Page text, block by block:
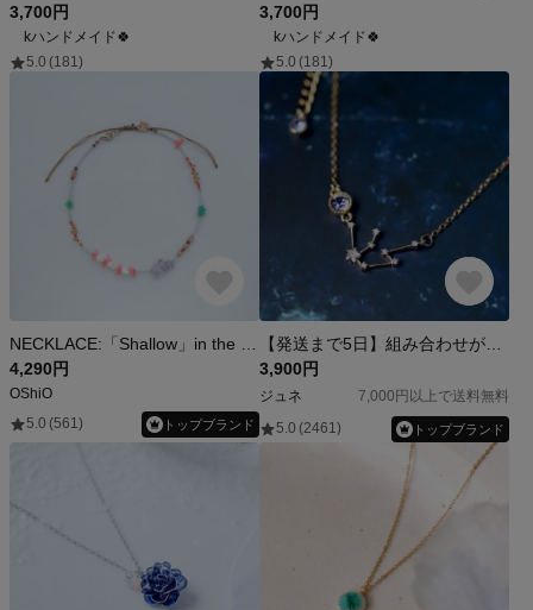
3,700円
kハンドメイド🍀
5.0 (181)
3,700円
kハンドメイド🍀
5.0 (181)
4,290円
OShiO
5.0 (561) トップブランド
3,900円
ジュネ
7,000円以上で送料無料
5.0 (2461) トップブランド